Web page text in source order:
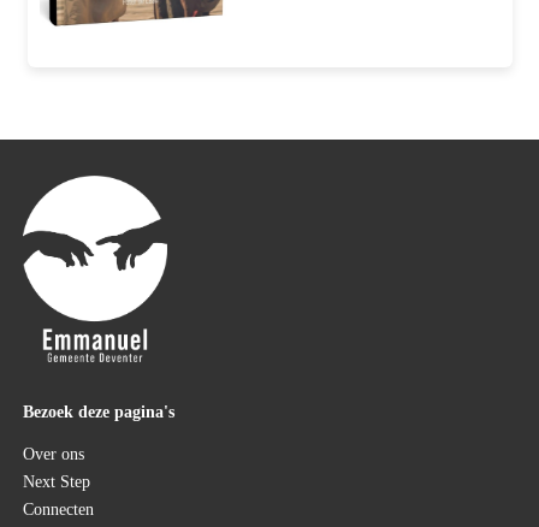
Bezoek deze pagina's
Over ons
Next Step
Connecten